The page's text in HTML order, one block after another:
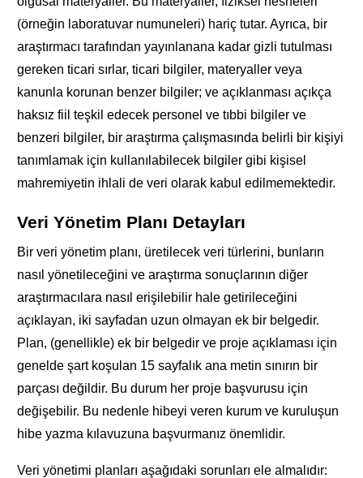
(örneğin laboratuvar numuneleri) hariç tutar. Ayrıca, bir
araştırmacı tarafından yayınlanana kadar gizli tutulması
gereken ticari sırlar, ticari bilgiler, materyaller veya
kanunla korunan benzer bilgiler; ve açıklanması açıkça
haksız fiil teşkil edecek personel ve tıbbi bilgiler ve
benzeri bilgiler, bir araştırma çalışmasında belirli bir kişiyi
tanımlamak için kullanılabilecek bilgiler gibi kişisel
mahremiyetin ihlali de veri olarak kabul edilmemektedir.
Veri Yönetim Planı Detayları
Bir veri yönetim planı, üretilecek veri türlerini, bunların
nasıl yönetileceğini ve araştırma sonuçlarının diğer
araştırmacılara nasıl erişilebilir hale getirileceğini
açıklayan, iki sayfadan uzun olmayan ek bir belgedir.
Plan, (genellikle) ek bir belgedir ve proje açıklaması için
genelde şart koşulan 15 sayfalık ana metin sınırın bir
parçası değildir. Bu durum her proje başvurusu için
değişebilir. Bu nedenle hibeyi veren kurum ve kuruluşun
hibe yazma kılavuzuna başvurmanız önemlidir.
Veri yönetimi planları aşağıdaki sorunları ele almalıdır: